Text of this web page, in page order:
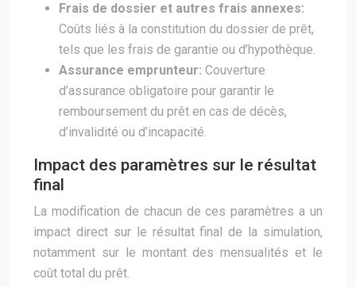
Frais de dossier et autres frais annexes:
Coûts liés à la constitution du dossier de prêt,
tels que les frais de garantie ou d’hypothèque.
Assurance emprunteur: Couverture
d’assurance obligatoire pour garantir le
remboursement du prêt en cas de décès,
d’invalidité ou d’incapacité.
Impact des paramètres sur le résultat
final
La modification de chacun de ces paramètres a un
impact direct sur le résultat final de la simulation,
notamment sur le montant des mensualités et le
coût total du prêt.